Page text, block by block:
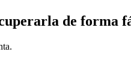
de forma